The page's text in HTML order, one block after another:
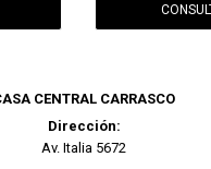
CENTRAL CARRASCO
Dirección:
Av. Italia 5672